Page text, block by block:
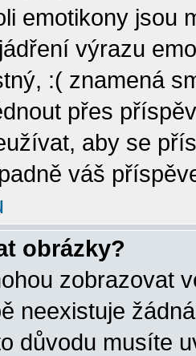
emotikony jsou
výrazu
:( znamená
přes
aby se
váš
obrázky?
zobrazovat
neexistuje
důvodu musíte